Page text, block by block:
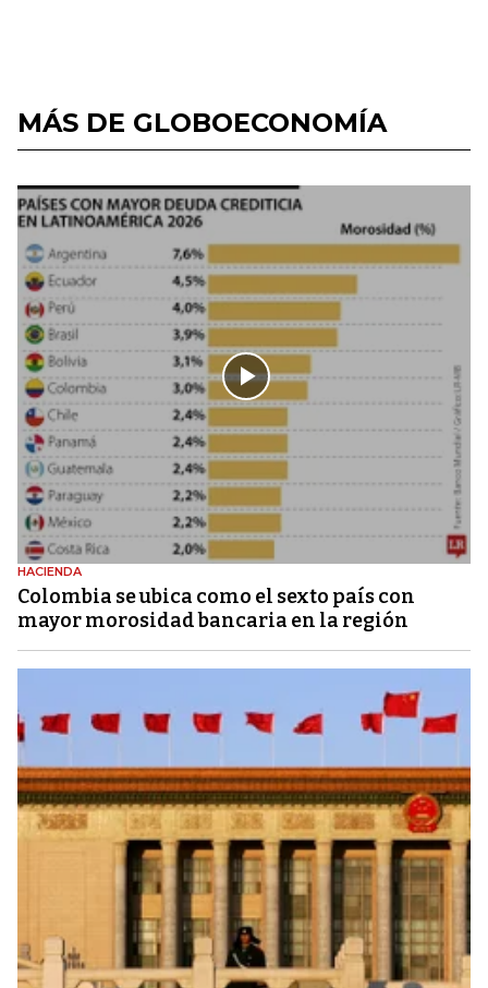
MÁS DE GLOBOECONOMÍA
HACIENDA
Colombia se ubica como el sexto país con
mayor morosidad bancaria en la región